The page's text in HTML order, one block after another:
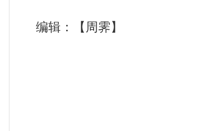
编辑：【周霁】